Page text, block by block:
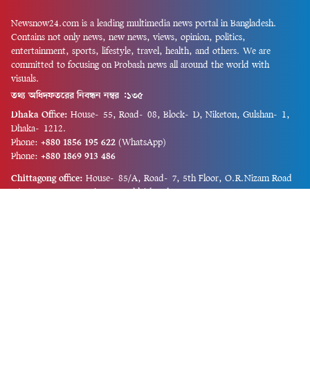
Newsnow24.com is a leading multimedia news portal in Bangladesh.
Contains not only news, new news, views, opinion, politics,
entertainment, sports, lifestyle, travel, health, and others. We are
committed to focusing on Probash news all around the world with
visuals.
তথ্য অধিদফতরের নিবন্ধন নম্বর :১৩৫
Dhaka Office: House-55, Road-08, Block-D, Niketon, Gulshan-1,
Dhaka-1212.
Phone: +880 1856 195 622 (WhatsApp)
Phone: +880 1869 913 486
Chittagong office: House-85/A, Road-7, 5th Floor, O.R.Nizam Road
R/A, 15 No. Bagmoniram,Panchlaish, Chattogram 4000.